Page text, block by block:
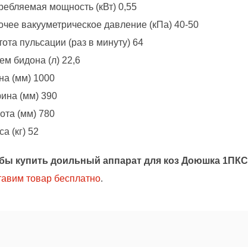
мощность (кВт) 0,55
вакууметрическое давление (кПа) 40-50
пульсации (раз в минуту) 64
бидона (л) 22,6
(мм) 1000
(мм) 390
(мм) 780
(кг) 52
купить доильный аппарат для коз Доюшка 1ПКС
товар бесплатно.